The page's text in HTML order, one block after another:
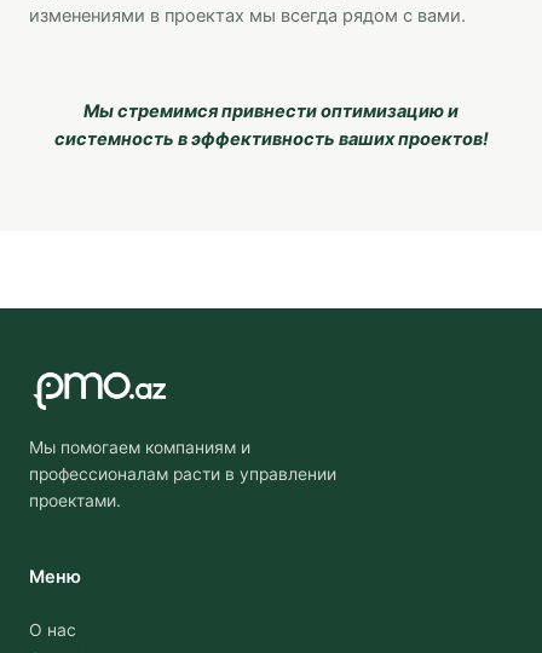
изменениями в проектах мы всегда рядом с вами.
Мы стремимся привнести оптимизацию и
системность в эффективность ваших проектов!
Мы помогаем компаниям и
профессионалам расти в управлении
проектами.
Меню
О нас